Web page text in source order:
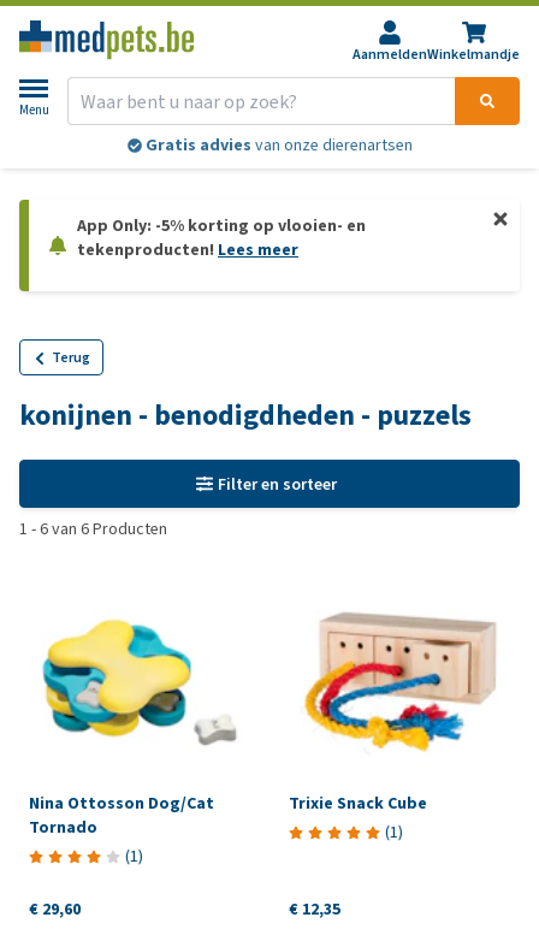
AanmeldenWinkelmandje
Menu
Gratis advies van onze dierenartsen
App Only: -5% korting op vlooien- en
tekenproducten! Lees meer
Terug
konijnen - benodigdheden - puzzels
Filter en sorteer
1 -6van 6Producten
Nina Ottosson Dog/Cat
Tornado
(1)
€ 29,60
Trixie Snack Cube
(1)
€ 12,35